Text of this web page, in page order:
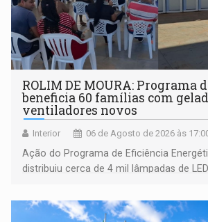
ROLIM DE MOURA: Programa
beneficia 60 famílias com
ventiladores novos
Interior 06 de Agosto de 2026 às
Ação do Programa de Eficiência
distribuiu cerca de 4 mil lâmpadas de
comunidade